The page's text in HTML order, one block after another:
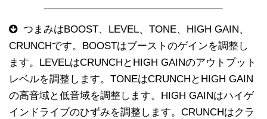
つまみはBOOST、LEVEL、TONE、HIGH GAIN、
CRUNCHです。BOOSTはブーストのゲインを調整し
ます。LEVELはCRUNCHとHIGH GAINのアウトプット
レベルを調整します。TONEはCRUNCHとHIGH GAIN
の高音域と低音域を調整します。HIGH GAINはハイゲ
インドライブのひずみを調整します。CRUNCHはクラ